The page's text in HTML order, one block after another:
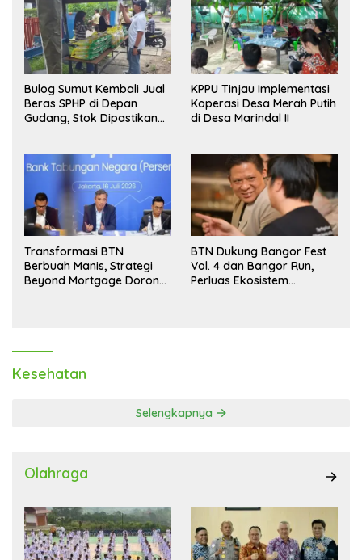
Bulog Sumut Kembali Jual
Beras SPHP di Depan
Gudang, Stok Dipastikan
KPPU Tinjau Implementasi
Koperasi Desa Merah Putih
di Desa Marindal II
Transformasi BTN
Berbuah Manis, Strategi
Beyond Mortgage Dorong
BTN Dukung Bangor Fest
Vol. 4 dan Bangor Run,
Perluas Ekosistem
Kesehatan
Selengkapnya
Olahraga